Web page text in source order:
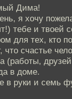
Дима!
я хочу
тебе и твоей
для тех, кто
что счастье
(работы,
в доме.
в руки и семь